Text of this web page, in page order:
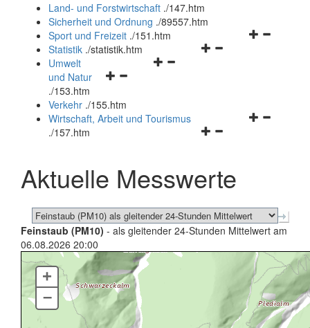
und
schließen
Land- und Forstwirtschaft ./147.htm
Sicherheit und Ordnung ./89557.htm
Navigationsmenü
Sport und Freizeit ./151.htm
Navigationsmenü
Statistik ./statistik.htm
Navigationsmenü
und
schließen
Umwelt
und Natur
./153.htm
Verkehr ./155.htm
Navigationsmenü
schließen
Wirtschaft, Arbeit und Tourismus
./157.htm
Aktuelle Messwerte
Feinstaub (PM10) - als gleitender 24-Stunden Mittelwert am
06.08.2026 20:00
+
–